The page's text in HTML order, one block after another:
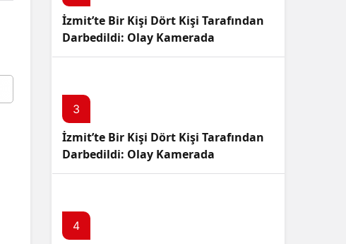
İzmit’te Bir Kişi Dört Kişi Tarafından
Darbedildi: Olay Kamerada
3
İzmit’te Bir Kişi Dört Kişi Tarafından
Darbedildi: Olay Kamerada
4